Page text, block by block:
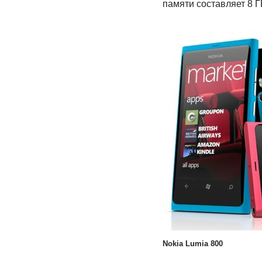
памяти составляет 8
Nokia Lumia 800